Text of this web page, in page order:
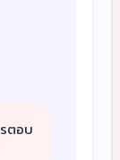
ตอบ